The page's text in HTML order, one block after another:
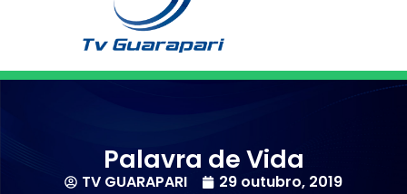
Palavra de Vida
TV GUARAPARI 29 outubro, 2019